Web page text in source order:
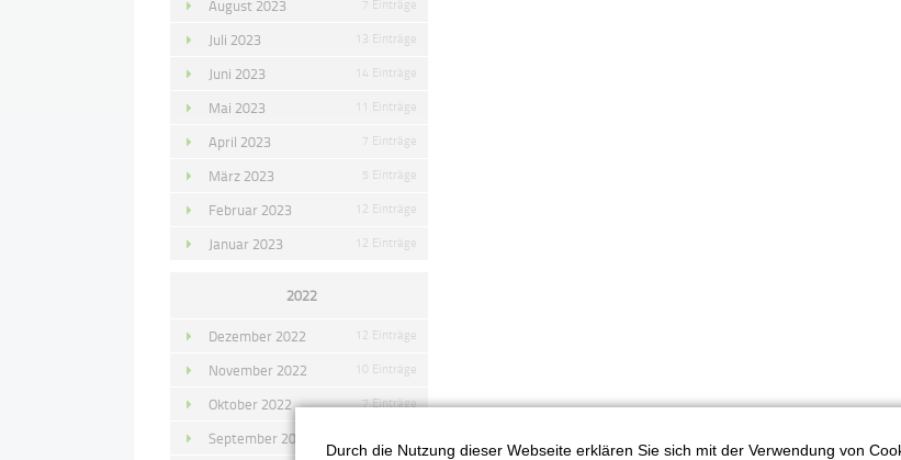
August 2023 7 Einträge
Juli 2023 13 Einträge
Juni 2023 14 Einträge
Mai 2023 11 Einträge
April 2023 7 Einträge
März 2023 5 Einträge
Februar 2023 12 Einträge
Januar 2023 12 Einträge
2022
Dezember 2022 12 Einträge
November 2022 10 Einträge
Oktober 2022 7 Einträge
September 2022
Durch die Nutzung dieser Webseite erklären Sie sich mit der Verwendung von